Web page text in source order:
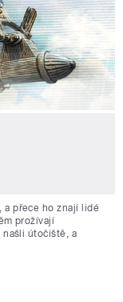
a přece ho znají lidé
prožívají
útočiště, a